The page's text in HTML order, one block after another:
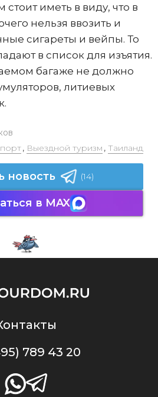
иметь в виду, что в
нельзя ввозить и
сигареты и вейпы. То
в список для изъятия.
багаже не должно
литиевых
, Выездной туризм , Таиланд
новость (14)
в MAX
789 43 20